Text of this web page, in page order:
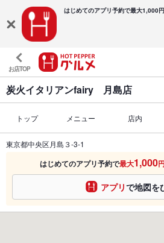
はじめてのアプリ予約で最大1,000
お店TOP
炭火イタリアンfairy 月島店
トップ メニュー 店内
東京都中央区月島３-3-1
はじめてのアプリ予約で最大1,000
アプリで地図を